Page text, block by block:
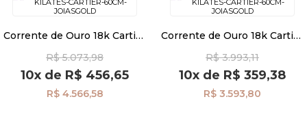
Corrente de Ouro 18k Cartier
co03653
R$ 5.073,98
10x de R$ 456,65
R$ 4.566,58
Corrente de Ouro 18k Cartier
R$ 3.993,11
10x de R$ 359,38
R$ 3.593,80